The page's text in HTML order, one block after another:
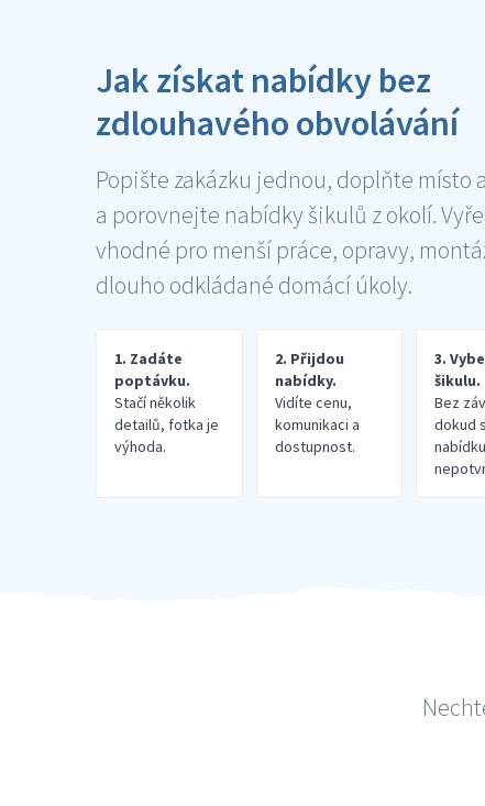
Jak získat nabídky bez
zdlouhavého obvolávání
Popište zakázku jednou, doplňte místo
a porovnejte nabídky šikulů z okolí.
vhodné pro menší práce, opravy,
dlouho odkládané domácí úkoly.
1. Zadáte
poptávku.
Stačí několik
detailů, fotka je
výhoda.
2. Přijdou
nabídky.
Vidíte cenu,
komunikaci a
dostupnost.
3.
šikulu.
Bez
dokud
nabídku